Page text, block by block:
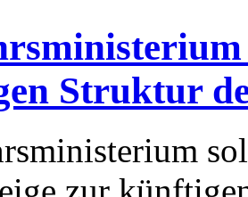
Struktur